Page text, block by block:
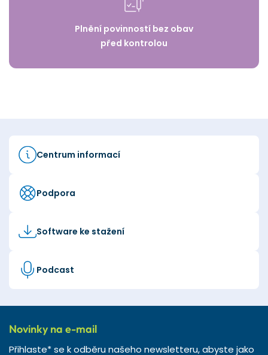
Plnění povinností bez obav
před kontrolou
Centrum informací
Podpora
Software ke stažení
Podcast
Novinky na e-mail
Přihlaste* se k odběru našeho newsletteru, abyste jako